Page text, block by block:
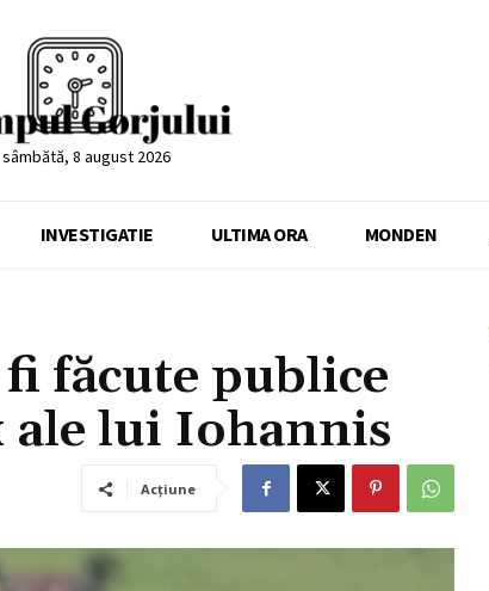
sâmbătă, 8 august 2026
INVESTIGATIE ULTIMA ORA MONDEN
făcute publice
ale lui Iohannis
Acțiune